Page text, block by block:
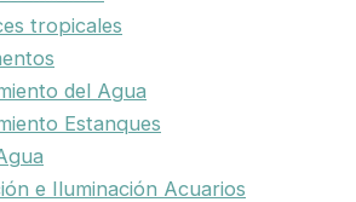
tropicales
del Agua
Estanques
e Iluminación Acuarios